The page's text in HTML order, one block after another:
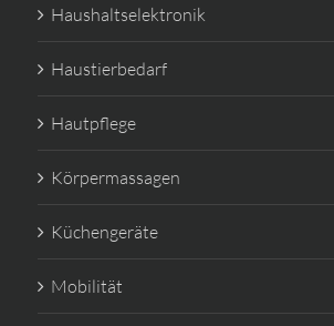
Haushaltselektronik
Haustierbedarf
Hautpflege
Körpermassagen
Küchengeräte
Mobilität